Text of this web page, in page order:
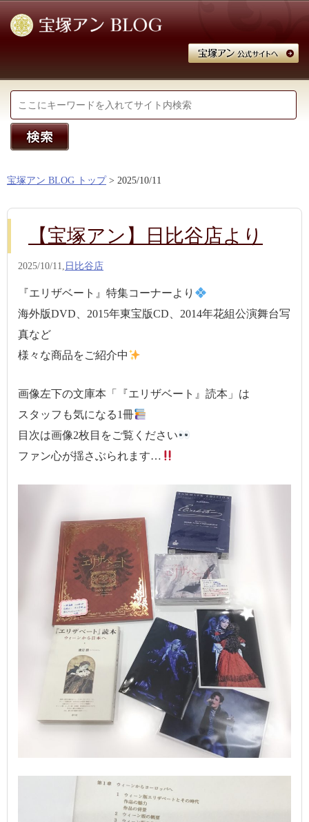
宝塚アン BLOG トップ > 2025/10/11
【宝塚アン】日比谷店より
2025/10/11, 日比谷店
『エリザベート』特集コーナーより
海外版DVD、2015年東宝版CD、2014年花組公演舞台写
真など
様々な商品をご紹介中
画像左下の文庫本「『エリザベート』読本」は
スタッフも気になる1冊
目次は画像2枚目をご覧ください
ファン心が揺さぶられます…